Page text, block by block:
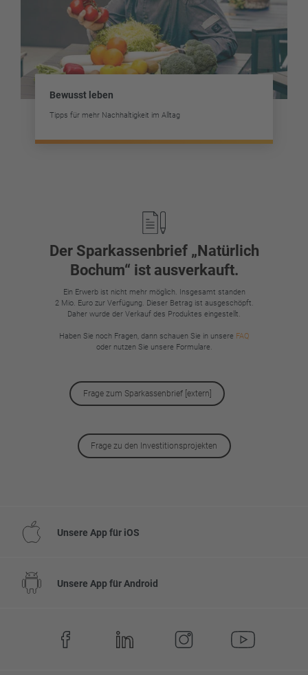
Bewusst leben
Tipps für mehr Nachhaltigkeit im Alltag
Der Sparkassenbrief „Natürlich
Bochum“ ist ausverkauft.
Ein Erwerb ist nicht mehr möglich. Insgesamt standen
2 Mio. Euro zur Verfügung. Dieser Betrag ist ausgeschöpft.
Daher wurde der Verkauf des Produktes eingestellt.
Haben Sie noch Fragen, dann schauen Sie in unsere FAQ
oder nutzen Sie unsere Formulare.
Frage zum Sparkassenbrief [extern]
Frage zu den Investitionsprojekten
Unsere App für iOS
Unsere App für Android